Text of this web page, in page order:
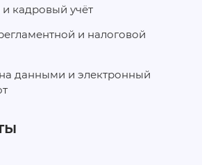
и кадровый учёт
и налоговой
данными и электронный